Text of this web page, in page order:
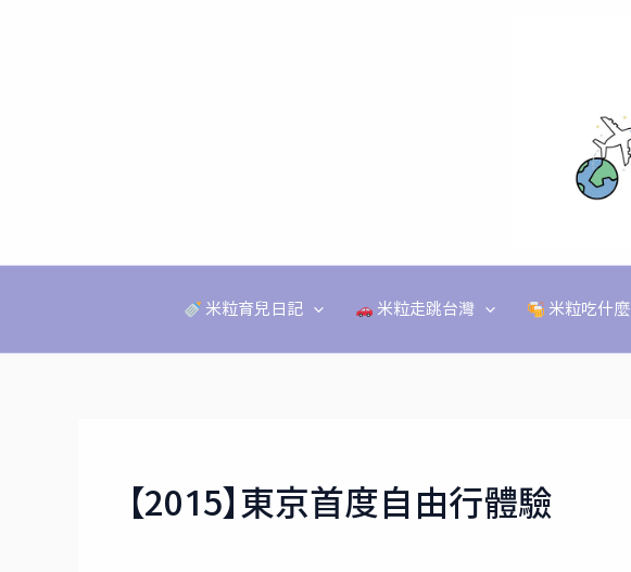
米粒育兒日記 米粒走跳台灣 米粒吃什麼
【2015】東京首度自由行體驗